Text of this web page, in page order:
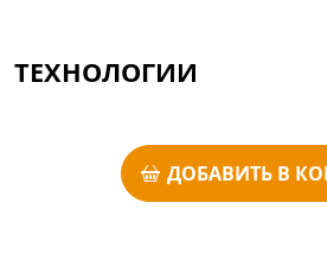
ТЕХНОЛОГИИ
ДОБАВИТЬ В